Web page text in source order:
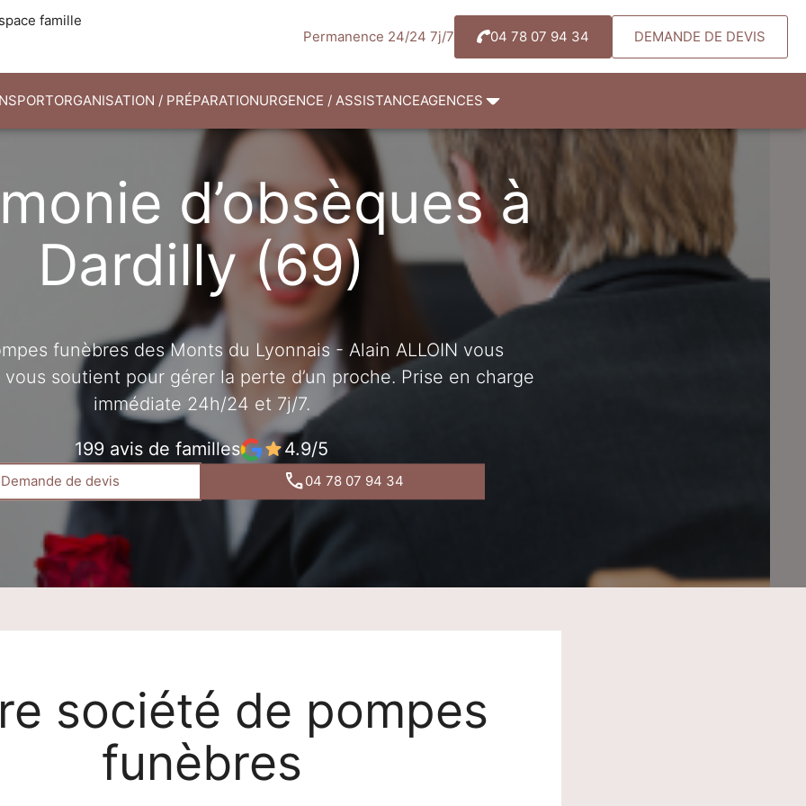
famille
Permanence 24/24 7j/7
04 78 07 94 34 DEMANDE DE DEVIS
ORGANISATION / PRÉPARATIONURGENCE / ASSISTANCEAGENCES
d’obsèques à
Dardilly (69)
funèbres des Monts du Lyonnais - Alain ALLOIN vous
soutient pour gérer la perte d’un proche. Prise en charge
immédiate 24h/24 et 7j/7.
199 avis de familles 4.9/5
Demande de devis 04 78 07 94 34
société de pompes
funèbres